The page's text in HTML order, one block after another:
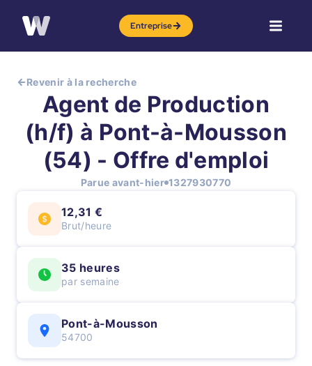
Entreprise
Revenir à la recherche
Agent de Production
(h/f) à Pont-à-Mousson
(54) - Offre d'emploi
Parue avant-hier 1327930770
12,31 €
Brut/heure
35 heures
par semaine
Pont-à-Mousson
54700